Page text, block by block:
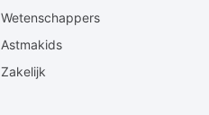
Wetenschappers
Astmakids
Zakelijk